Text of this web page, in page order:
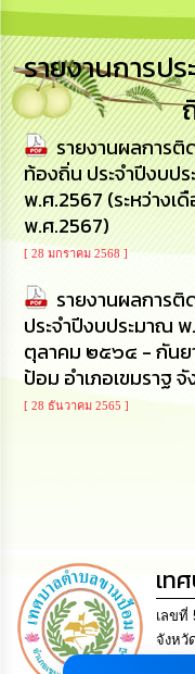
ส่ง
เสริม
ความ
โปร่งใส
การ
จัด
ซื้อ
จัด
จ้าง
การ
เงิน
การ
คลัง
นโยบาย
No
ป้องกัน
การ
ทุจริต
รายงานการ
รายงานผลการ
ท้องถิ่น ประจำปีงบป
พ.ศ.2567 (ระหว่าง
พ.ศ.2567)
[ 28 มกราคม 2568 ]
รายงานผลการ
ประจำปีงบประมาณ
ตุลาคม ๒๕๖๔ - กันย
ป้อม อำเภอเขมราฐ
[ 28 ธันวาคม 2565 ]
เท
เลขที่
จังหวั